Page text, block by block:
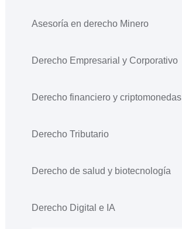
Asesoría en derecho Minero
Derecho Empresarial y Corporativo
Derecho financiero y criptomonedas
Derecho Tributario
Derecho de salud y biotecnología
Derecho Digital e IA